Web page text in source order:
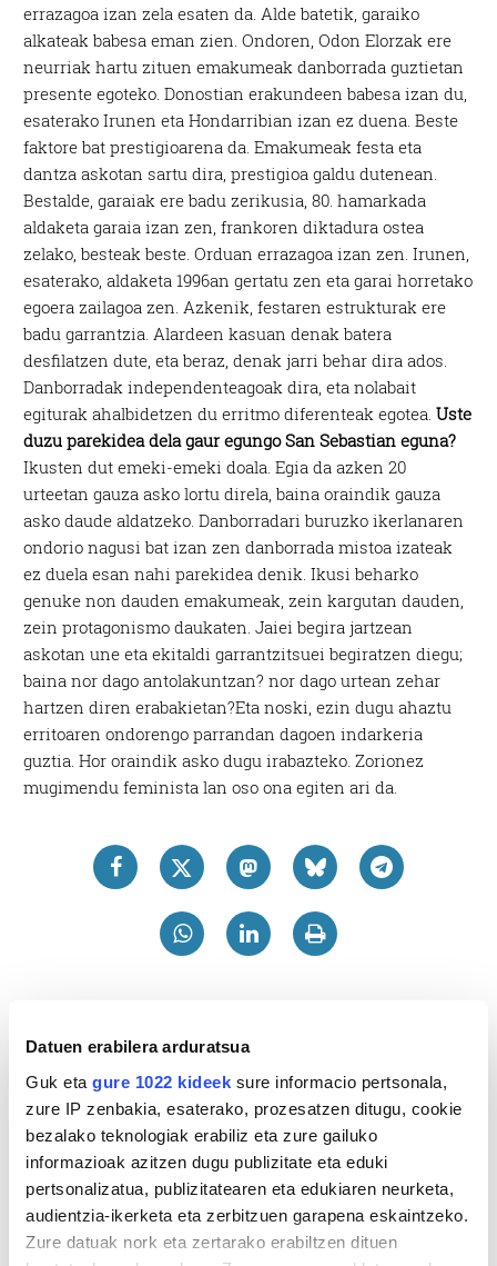
Datuen erabilera arduratsua
Guk eta gure 1022 kideek sure informacio pertsonala,
zure IP zenbakia, esaterako, prozesatzen ditugu, cookie
bezalako teknologiak erabiliz eta zure gailuko
informazioak azitzen dugu publizitate eta eduki
pertsonalizatua, publizitatearen eta edukiaren neurketa,
audientzia-ikerketa eta zerbitzuen garapena eskaintzeko.
Zure datuak nork eta zertarako erabiltzen dituen
errazagoa izan zela esaten da. Alde batetik, garaiko
alkateak babesa eman zien. Ondoren, Odon Elorzak ere
neurriak hartu zituen emakumeak danborrada guztietan
presente egoteko. Donostian erakundeen babesa izan du,
esaterako Irunen eta Hondarribian izan ez duena. Beste
faktore bat prestigioarena da. Emakumeak festa eta
dantza askotan sartu dira, prestigioa galdu dutenean.
Bestalde, garaiak ere badu zerikusia, 80. hamarkada
aldaketa garaia izan zen, frankoren diktadura ostea
zelako, besteak beste. Orduan errazagoa izan zen. Irunen,
esaterako, aldaketa 1996an gertatu zen eta garai horretako
egoera zailagoa zen. Azkenik, festaren estrukturak ere
badu garrantzia. Alardeen kasuan denak batera
desfilatzen dute, eta beraz, denak jarri behar dira ados.
Danborradak independenteagoak dira, eta nolabait
egiturak ahalbidetzen du erritmo diferenteak egotea.Uste
duzu parekidea dela gaur egungo San Sebastian eguna?
Ikusten dut emeki-emeki doala. Egia da azken 20
urteetan gauza asko lortu direla, baina oraindik gauza
asko daude aldatzeko. Danborradari buruzko ikerlanaren
ondorio nagusi bat izan zen danborrada mistoa izateak
ez duela esan nahi parekidea denik. Ikusi beharko
genuke non dauden emakumeak, zein kargutan dauden,
zein protagonismo daukaten. Jaiei begira jartzean
askotan une eta ekitaldi garrantzitsuei begiratzen diegu;
baina nor dago antolakuntzan? nor dago urtean zehar
hartzen diren erabakietan?Eta noski, ezin dugu ahaztu
erritoaren ondorengo parrandan dagoen indarkeria
guztia. Hor oraindik asko dugu irabazteko. Zorionez
mugimendu feminista lan oso ona egiten ari da.